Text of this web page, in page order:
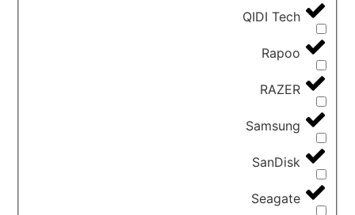
QIDI Tech
Rapoo
RAZER
Samsung
SanDisk
Seagate